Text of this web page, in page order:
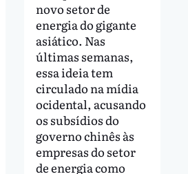
novo setor de
energia do gigante
asiático. Nas
últimas semanas,
essa ideia tem
circulado na mídia
ocidental, acusando
os subsídios do
governo chinês às
empresas do setor
de energia como